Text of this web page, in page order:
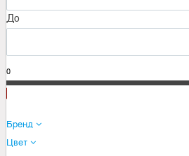
До
60
Бренд
Цвет